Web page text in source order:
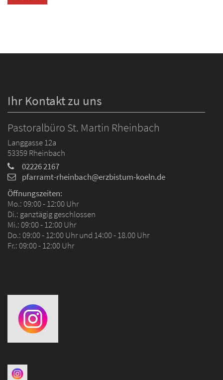
Ihr Kontakt zu uns
Pastoralbüro St. Martin Rheinbach
Langgasse 12a
53359Rheinbach
02226 2167
pfarramt-rheinbach@erzbistum-koeln.de
Öffnungszeiten:
Mo.: 09:00 - 12:00 Uhr
Di.: ganztägig geschlossen
Mi.: 09:00 - 12:00 Uhr
Do.: 09:00 - 12:00 Uhr und 14:00 - 18.00 Uhr
Fr.: 09:00 - 12:00 Uhr